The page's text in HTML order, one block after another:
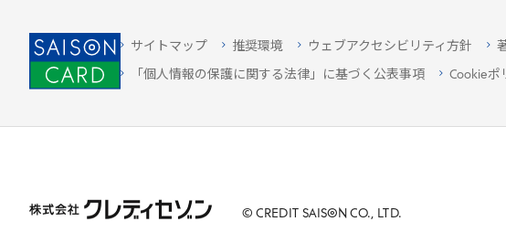
サイトマップ 推奨環境 ウェブアクセシビリティ方針
「個人情報の保護に関する法律」に基づく公表事項 Cookieポ
© CREDIT SAISON CO., LTD.